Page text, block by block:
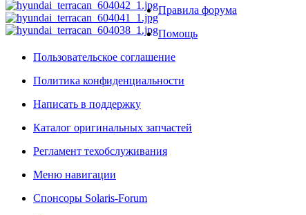
Правила форума
Помощь
Пользовательское соглашение
Политика конфиденциальности
Написать в поддержку
Каталог оригинальных запчастей
Регламент техобслуживания
Меню навигации
Спонсоры Solaris-Forum